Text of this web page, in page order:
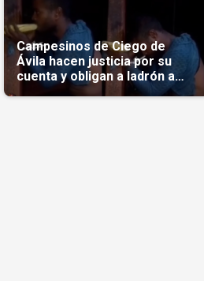
Campesinos de Ciego de
Ávila hacen justicia por su
cuenta y obligan a ladrón a
comerse el maíz robado